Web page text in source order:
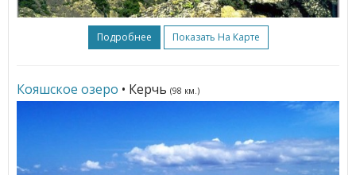
Подробнее Показать На Карте
Кояшское озеро • Керчь (98 км.)